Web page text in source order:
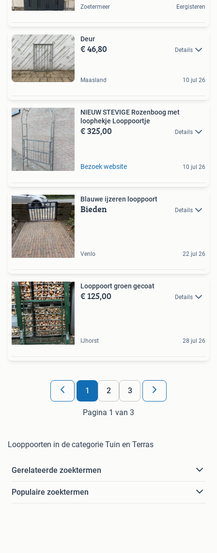
Zoetermeer Eergisteren
Deur
€ 46,80 Details
Maasland 10 jul 26
NIEUW STEVIGE Rozenboog met
loophekje Looppoortje
€ 325,00 Details
Bezoek website 10 jul 26
Blauwe ijzeren looppoort
Bieden Details
Venlo 22 jul 26
Looppoort groen gecoat
€ 125,00 Details
IJhorst 28 jul 26
1 2 3
Pagina 1 van 3
Looppoorten in de categorie Tuin en Terras
Gerelateerde zoektermen
Populaire zoektermen